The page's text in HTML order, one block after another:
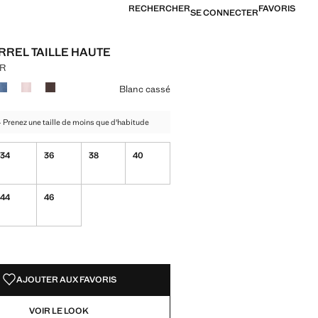
RECHERCHERSE CONNECTERFAVORIS
TAILLE HAUTE
MUR ]
couleur
Blanc cassé
Prenez une taille de moins que d'habitude
34 36 38 40
44 46
AJOUTER AUX FAVORIS
VOIR LE LOOK